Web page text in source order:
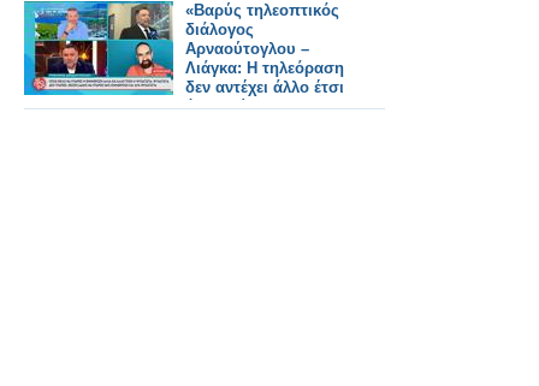
«Βαρύς τηλεοπτικός
διάλογος
Αρναούτογλου –
Λιάγκα: Η τηλεόραση
δεν αντέχει άλλο έτσι
όπως είναι